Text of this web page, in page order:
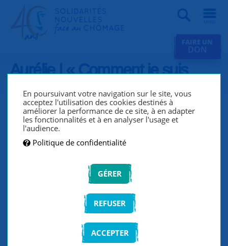
Aurélie | « Comment je suis
SNC »
FAIRE UN
DON
Recherche
En poursuivant votre navigation sur le site, vous
acceptez l'utilisation des cookies destinés à
améliorer la performance de ce site, à en adapter
les fonctionnalités et à en analyser l'usage et
l'audience.
Politique de confidentialité
GÉRER
REFUSER
ACCEPTER